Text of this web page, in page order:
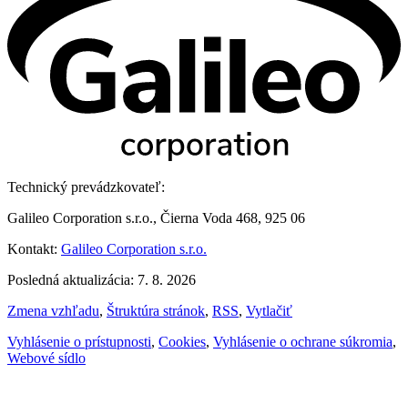
Technický prevádzkovateľ:
Galileo Corporation s.r.o., Čierna Voda 468, 925 06
Kontakt: Galileo Corporation s.r.o.
Posledná aktualizácia: 7. 8. 2026
Zmena vzhľadu, Štruktúra stránok, RSS, Vytlačiť
Vyhlásenie o prístupnosti, Cookies, Vyhlásenie o ochrane súkromia,
Webové sídlo